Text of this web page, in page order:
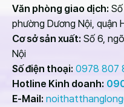
Văn phòng giao dịch:Số
phường Dương Nội, quận
Cơ sở sản xuất: Số 6,
Nội
Số điện thoại: 0978 807
Hotline Kinh doanh:
E-Mail: